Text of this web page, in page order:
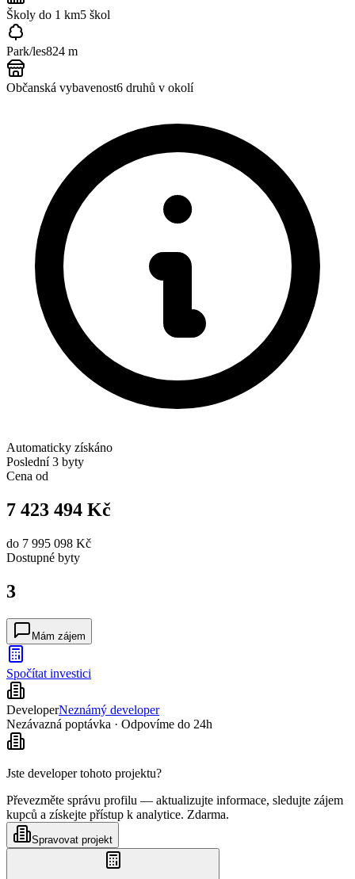
Školy do 1 km5 škol
Park/les824 m
Občanská vybavenost6 druhů v okolí
Automaticky získáno
Poslední 3 byty
Cena od
7 423 494 Kč
do 7 995 098 Kč
Dostupné byty
3
Mám zájem
Spočítat investici
DeveloperNeznámý developer
Nezávazná poptávka · Odpovíme do 24h
Jste developer tohoto projektu?
Převezměte správu profilu — aktualizujte informace, sledujte zájem
kupců a získejte přístup k analytice. Zdarma.
Spravovat projekt